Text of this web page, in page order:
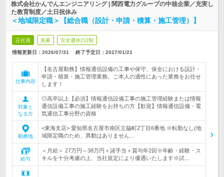
株式会社かんでんエンジニアリング | 関西電力グループの中核企業／充実し
た教育制度／土日祝休み
＜地域限定職＞【総合職（設計・申請・積算・施工管理）】
正社員 急募 完全週休2日制
情報更新日：2026/07/31 終了予定日： 2027/01/21
仕事内容
【名古屋勤務】情報通信設備の工事や保守、保全における設計・
申請・積算・施工管理業務。ご本人の適性にあった業務をお任せ
します！
対象と
なる方
◎高卒以上【必須】情報通信設備工事の施工管理経験または情報
通信設備工事の施工経験をお持ちの方【歓迎】情報通信設備・電
気通信工事分野の資格
勤務地
<東海支店> 愛知県名古屋市南区立脇町2丁目6番地 ※転勤なし(地
域限定職のため、異動はありません…
給与
＜月給＞ 27万円～38万円＋諸手当＋賞与年2回※年齢・経験・ス
キルを十分考慮の上、当社規定により優遇いたします※試…